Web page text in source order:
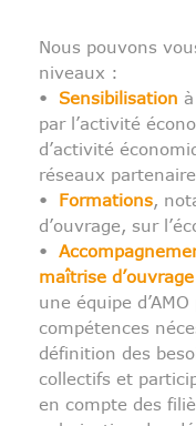
Nous pouvons
niveaux :
•
Sensibilisation
par l’activité
d’activité
réseaux
•
Formations,
d’ouvrage, sur
•
maîtrise
une équipe
compétences
définition des
collectifs et
en compte des